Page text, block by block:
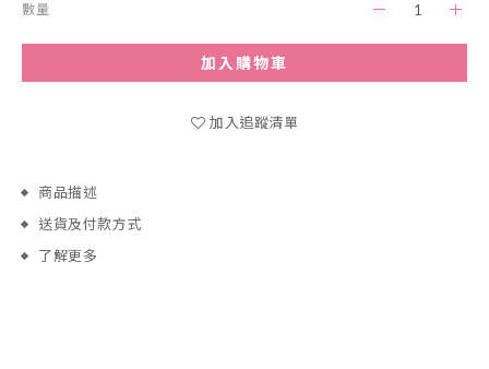
數量
加入購物車
加入追蹤清單
商品描述
送貨及付款方式
了解更多